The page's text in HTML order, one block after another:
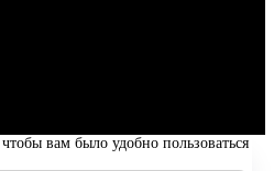
, чтобы вам было удобно пользоваться